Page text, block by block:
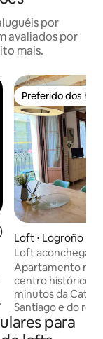
por
avaliados por
mais.
avaliação média de
Preferido dos
Preferido dos
Loft ⋅ Logroño
Loft
cidade. Zona de
Apartamento
centro histórico
minutos da
Santiago e do
tapas e vinhos da
encanto de La
para